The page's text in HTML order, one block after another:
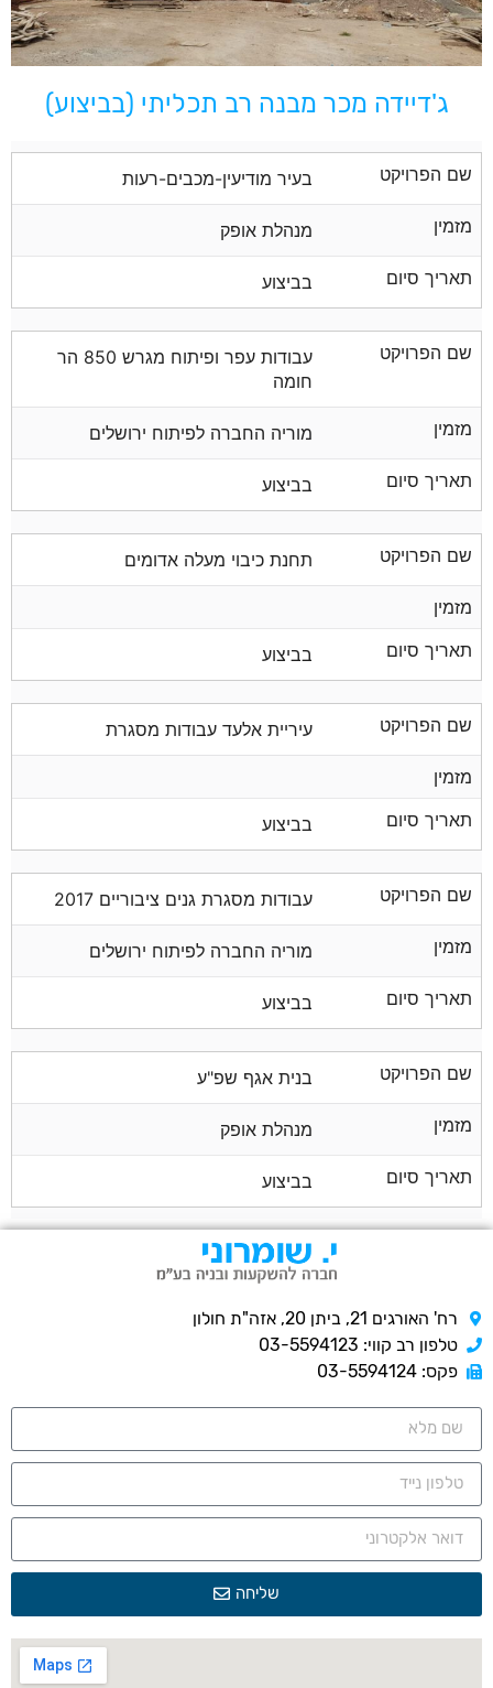
ג'דיידה מכר מבנה רב תכליתי (בביצוע)
שם הפרויקט בעיר מודיעין-מכבים-רעות
מזמין מנהלת אופק
תאריך סיום בביצוע
שם הפרויקט
עבודות עפר ופיתוח מגרש 850 הר
חומה
מזמין מוריה החברה לפיתוח ירושלים
תאריך סיום בביצוע
שם הפרויקט תחנת כיבוי מעלה אדומים
מזמין
תאריך סיום
בביצוע
שם הפרויקט עיריית אלעד עבודות מסגרת
מזמין
תאריך סיום
בביצוע
שם הפרויקט עבודות מסגרת גנים ציבוריים 2017
מזמין מוריה החברה לפיתוח ירושלים
תאריך סיום בביצוע
שם הפרויקט בנית אגף שפ"ע
מזמין מנהלת אופק
תאריך סיום בביצוע
רח' האורגים 21, ביתן 20, אזה"ת חולון
טלפון רב קווי: 03-5594123
פקס: 03-5594124
שליחה